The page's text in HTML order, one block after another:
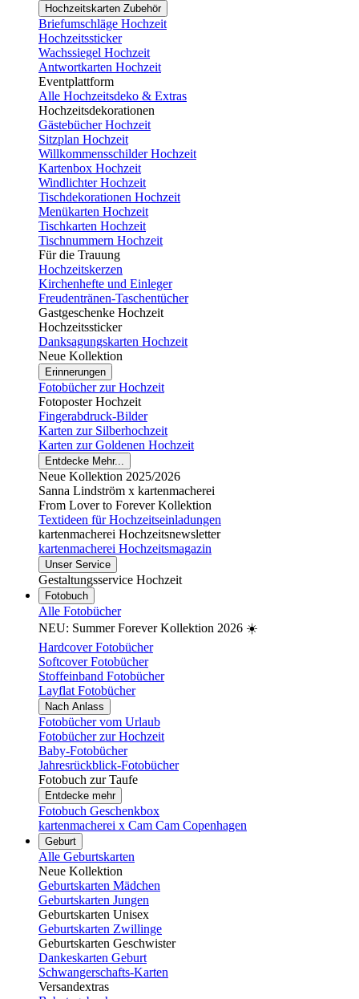
Hochzeitskarten Zubehör
Briefumschläge Hochzeit
Hochzeitssticker
Wachssiegel Hochzeit
Antwortkarten Hochzeit
Eventplattform
Alle Hochzeitsdeko & Extras
Hochzeitsdekorationen
Gästebücher Hochzeit
Sitzplan Hochzeit
Willkommensschilder Hochzeit
Kartenbox Hochzeit
Windlichter Hochzeit
Tischdekorationen Hochzeit
Menükarten Hochzeit
Tischkarten Hochzeit
Tischnummern Hochzeit
Für die Trauung
Hochzeitskerzen
Kirchenhefte und Einleger
Freudentränen-Taschentücher
Gastgeschenke Hochzeit
Hochzeitssticker
Danksagungskarten Hochzeit
Neue Kollektion
Erinnerungen
Fotobücher zur Hochzeit
Fotoposter Hochzeit
Fingerabdruck-Bilder
Karten zur Silberhochzeit
Karten zur Goldenen Hochzeit
Entdecke Mehr...
Neue Kollektion 2025/2026
Sanna Lindström x kartenmacherei
From Lover to Forever Kollektion
Textideen für Hochzeitseinladungen
kartenmacherei Hochzeitsnewsletter
kartenmacherei Hochzeitsmagazin
Unser Service
Gestaltungsservice Hochzeit
Fotobuch
Alle Fotobücher
NEU: Summer Forever Kollektion 2026 ☀️
Hardcover Fotobücher
Softcover Fotobücher
Stoffeinband Fotobücher
Layflat Fotobücher
Nach Anlass
Fotobücher vom Urlaub
Fotobücher zur Hochzeit
Baby-Fotobücher
Jahresrückblick-Fotobücher
Fotobuch zur Taufe
Entdecke mehr
Fotobuch Geschenkbox
kartenmacherei x Cam Cam Copenhagen
Geburt
Alle Geburtskarten
Neue Kollektion
Geburtskarten Mädchen
Geburtskarten Jungen
Geburtskarten Unisex
Geburtskarten Zwillinge
Geburtskarten Geschwister
Dankeskarten Geburt
Schwangerschafts-Karten
Versandextras